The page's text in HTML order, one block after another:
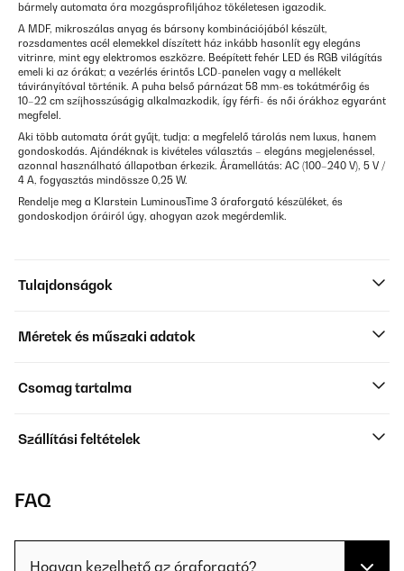
bármely automata óra mozgásprofiljához tökéletesen igazodik.
A MDF, mikroszálas anyag és bársony kombinációjából készült,
rozsdamentes acél elemekkel díszített ház inkább hasonlít egy elegáns
vitrinre, mint egy elektromos eszközre. Beépített fehér LED és RGB világítás
emeli ki az órákat; a vezérlés érintős LCD-panelen vagy a mellékelt
távirányítóval történik. A puha belső párnázat 58 mm-es tokátmérőig és
10–22 cm szíjhosszúságig alkalmazkodik, így férfi- és női órákhoz egyaránt
megfelel.
Aki több automata órát gyűjt, tudja: a megfelelő tárolás nem luxus, hanem
gondoskodás. Ajándéknak is kivételes választás – elegáns megjelenéssel,
azonnal használható állapotban érkezik. Áramellátás: AC (100–240 V), 5 V /
4 A, fogyasztás mindössze 0,25 W.
Rendelje meg a Klarstein LuminousTime 3 óraforgató készüléket, és
gondoskodjon óráiról úgy, ahogyan azok megérdemlik.
Tulajdonságok
Méretek és műszaki adatok
Csomag tartalma
Szállítási feltételek
FAQ
Hogyan kezelhető az óraforgató?